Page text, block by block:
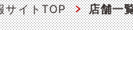
サイトTOP 店舗一